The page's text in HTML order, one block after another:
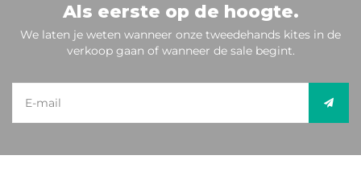
Als eerste op de hoogte.
We laten je weten wanneer onze tweedehands kites in de
verkoop gaan of wanneer de sale begint.